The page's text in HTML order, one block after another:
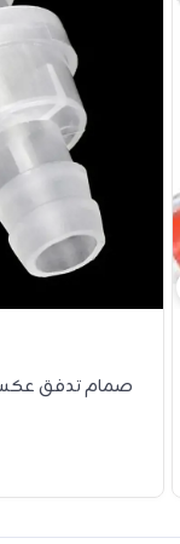
صمام تدفق